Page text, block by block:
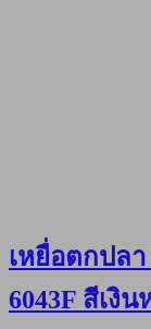
เหยื่อตกปล
6043F สีเงิน